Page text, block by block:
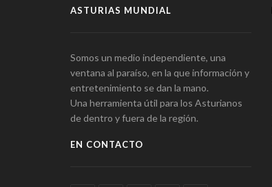
ASTURIAS MUNDIAL
Somos un medio independiente, una
ventana al paraíso, en la que información y
entretenimiento se dan la mano.
Una herramienta útil para los Asturianos
de dentro y fuera de la región.
EN CONTACTO